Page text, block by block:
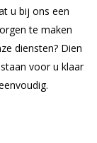
u bij ons een
te maken
diensten? Dien
voor u klaar